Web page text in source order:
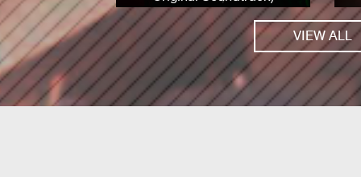
VIEW ALL